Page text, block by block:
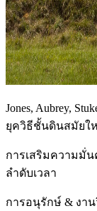
Jones, Aubrey,
ยุควิธีชั้นดินสมัยใ
การเสริมความมั่
ลำดับเวลา
การอนุรักษ์ & งาน